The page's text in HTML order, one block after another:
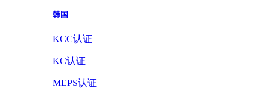
韩国
KCC认证
KC认证
MEPS认证